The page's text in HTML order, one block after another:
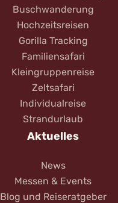
Buschwanderung
Hochzeitsreisen
Gorilla Tracking
Familiensafari
Kleingruppenreise
Zeltsafari
Individualreise
Strandurlaub
Aktuelles
News
Messen & Events
Blog und Reiseratgeber